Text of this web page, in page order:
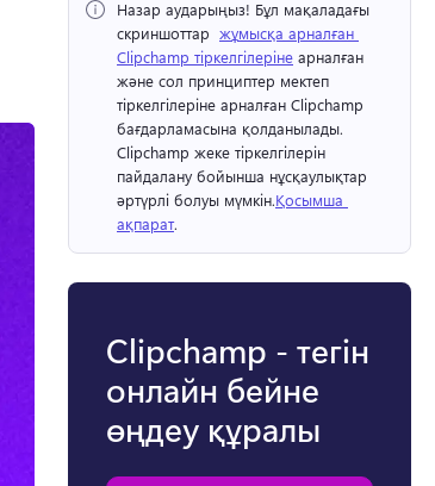
Назар аударыңыз! Бұл мақаладағы
скриншоттар ⁠ жұмысқа арналған
Clipchamp тіркелгілеріне арналған
және сол принциптер мектеп
тіркелгілеріне арналған Clipchamp
Clipchamp жеке тіркелгілерін
пайдалану бойынша нұсқаулықтар
әртүрлі болуы мүмкін.Қосымша
ақпарат.
Clipchamp - тегін
онлайн бейне
өңдеу құралы